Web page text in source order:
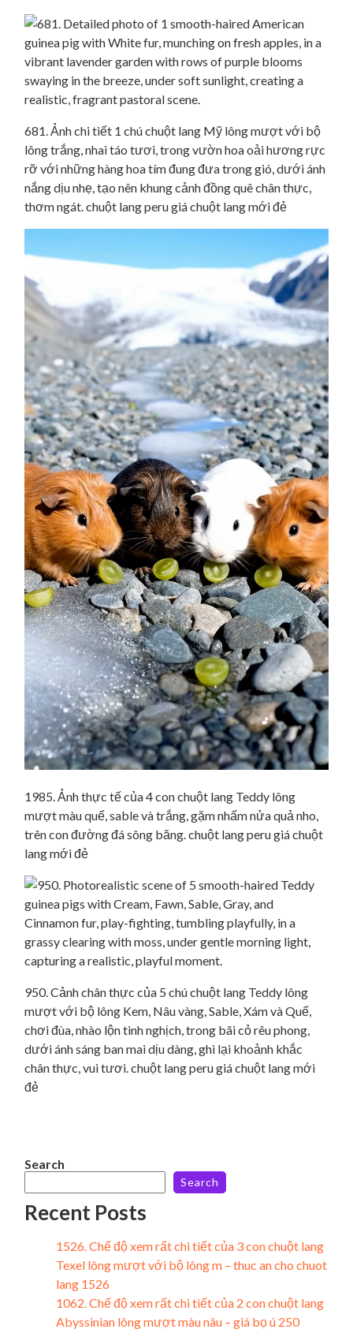
681. Ảnh chi tiết 1 chú chuột lang Mỹ lông mượt với bộ
lông trắng, nhai táo tươi, trong vườn hoa oải hương rực
rỡ với những hàng hoa tím đung đưa trong gió, dưới ánh
nắng dịu nhẹ, tạo nên khung cảnh đồng quê chân thực,
thơm ngát. chuột lang peru giá chuột lang mới đẻ
1985. Ảnh thực tế của 4 con chuột lang Teddy lông
mượt màu quế, sable và trắng, gặm nhấm nửa quả nho,
trên con đường đá sông băng. chuột lang peru giá chuột
lang mới đẻ
950. Cảnh chân thực của 5 chú chuột lang Teddy lông
mượt với bộ lông Kem, Nâu vàng, Sable, Xám và Quế,
chơi đùa, nhào lộn tinh nghịch, trong bãi cỏ rêu phong,
dưới ánh sáng ban mai dịu dàng, ghi lại khoảnh khắc
chân thực, vui tươi. chuột lang peru giá chuột lang mới
đẻ
Search
Search
Recent Posts
1526. Chế độ xem rất chi tiết của 3 con chuột lang
Texel lông mượt với bộ lông m – thuc an cho chuot
lang 1526
1062. Chế độ xem rất chi tiết của 2 con chuột lang
Abyssinian lông mượt màu nâu – giá bọ ú 250